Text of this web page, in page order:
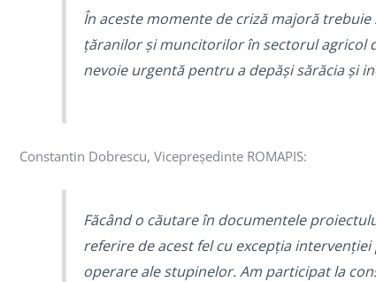
În aceste momente de criză majoră
țăranilor și muncitorilor în sectorul agricol
nevoie urgentă pentru a depăși sărăcia și
Constantin Dobrescu, Vicepreședinte ROMAPIS:
Făcând o căutare în documentele
referire de acest fel cu excepția
operare ale stupinelor. Am participat la